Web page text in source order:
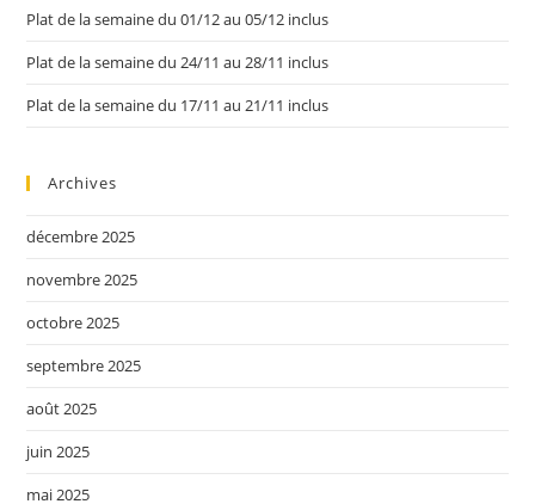
Plat de la semaine du 01/12 au 05/12 inclus
Plat de la semaine du 24/11 au 28/11 inclus
Plat de la semaine du 17/11 au 21/11 inclus
Archives
décembre 2025
novembre 2025
octobre 2025
septembre 2025
août 2025
juin 2025
mai 2025